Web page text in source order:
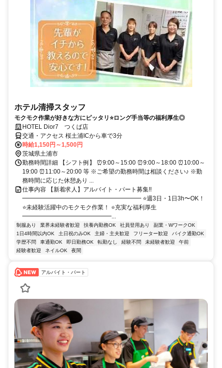
ホテル清掃スタッフ
モクモク作業が好きな方にピッタリ⭐ロング手当等の福利厚生◎
HOTEL Dior7 つくば店
交通・アクセス 桜土浦ICから車で3分
時給1,150円～1,500円
茨城県土浦市
勤務時間詳細 【シフト例】 ⏰9:00～15:00 ⏰9:00～18:00 ⏰10:00～
19:00 ⏰11:00～20:00 等 ※ご希望の勤務時間は相談ください♪ ※勤
務時間に応じた休憩あり ...
仕事内容 【新着求人】アルバイト・パート募集!!
━━━━━━━━━━━━━━━━━━━━ ⭐週3日・1日3h〜OK！
⭐未経験活躍中のモクモク作業！ ⭐充実な福利厚生
━━━━━━━━━━━━━━━...
制服あり 業界未経験者歓迎 扶養内勤務OK 社員登用あり
副業・WワークOK
1日4時間以内OK
土日祝のみOK 主婦・主夫歓迎 フリーター歓迎
バイク通勤OK
学歴不問
車通勤OK 即日勤務OK 転勤なし 経験不問 未経験者歓迎
午前
経験者歓迎
ネイルOK 夜間
アルバイト・パート